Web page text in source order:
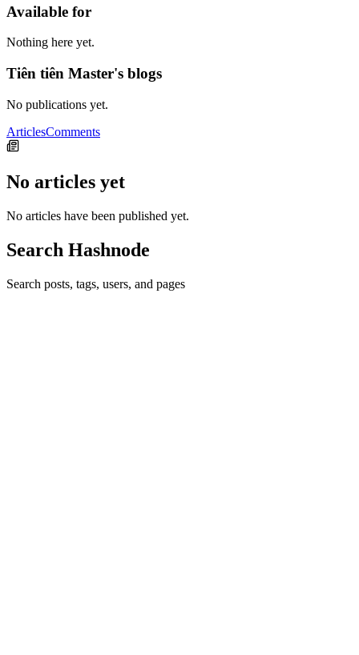
Available for
Nothing here yet.
Tiên tiên Master's blogs
No publications yet.
ArticlesComments
No articles yet
No articles have been published yet.
Search Hashnode
Search posts, tags, users, and pages